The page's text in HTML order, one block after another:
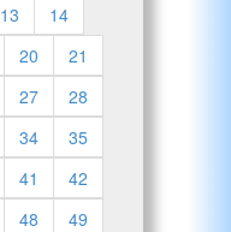
13
14
20
21
27
28
34
35
41
42
48
49